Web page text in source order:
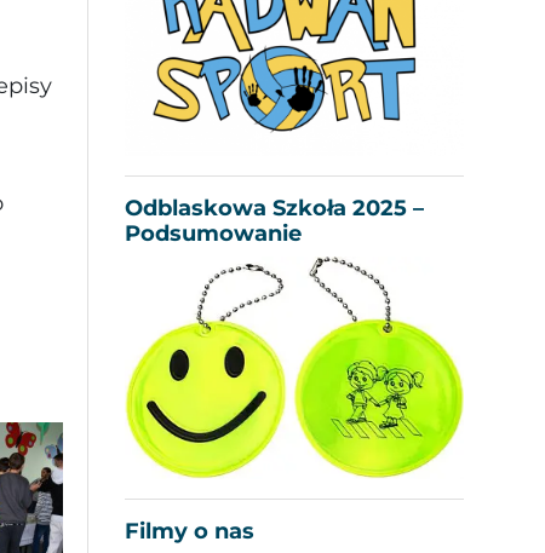
Odblaskowa Szkoła 2025 –
Podsumowanie
Filmy o nas